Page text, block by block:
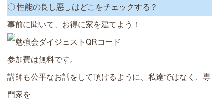
〇 性能の良し悪しはどこをチェックする？
事前に聞いて、お得に家を建てよう！
参加費は無料です。
講師も公平なお話をして頂けるように、私達ではなく、専
門家を